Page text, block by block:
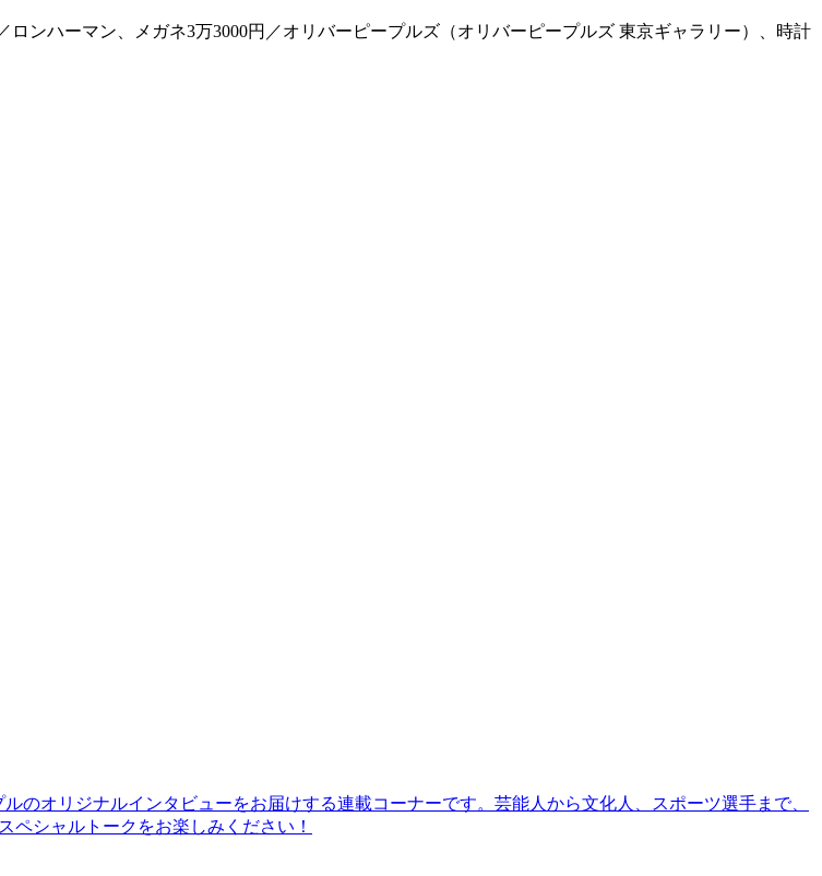
ンハーマン、メガネ3万3000円／オリバーピープルズ（オリバーピープルズ 東京ギャラリー）、時計
のオリジナルインタビューをお届けする連載コーナーです。芸能人から文化人、スポーツ選手まで、
ペシャルトークをお楽しみください！